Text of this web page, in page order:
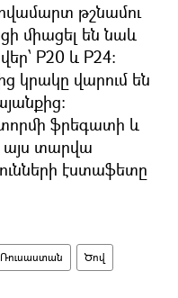
թշնամու
միացել են նաև
Р20 և Р24։
կրակը վարում են
ֆրեգատի և
այս տարվա
էստաֆետը
Ռուսաստան Ծով